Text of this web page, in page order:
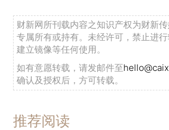
财新网所刊载内容之知识产权为财新
专属所有或持有。未经许可，禁止进
建立镜像等任何使用。
如有意愿转载，请发邮件至
确认及授权后，方可转载。
推荐阅读